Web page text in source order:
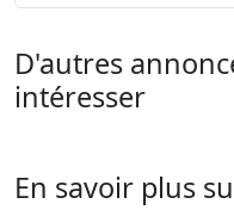
D'autres
intéresser
En savoir plus